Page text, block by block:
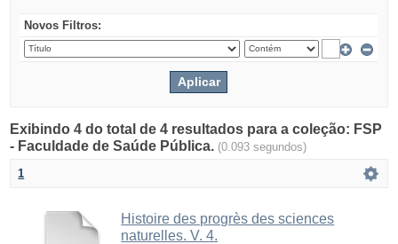
Novos Filtros:
Exibindo 4 do total de 4 resultados para a coleção: FSP
- Faculdade de Saúde Pública. (0.093 segundos)
1
Histoire des progrès des sciences
naturelles. V. 4.